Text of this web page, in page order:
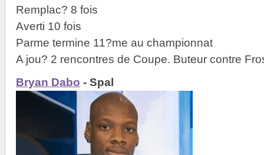
Remplac? 8 fois
Averti 10 fois
Parme termine 11?me au championnat
A jou? 2 rencontres de Coupe. Buteur contre
Bryan Dabo - Spal